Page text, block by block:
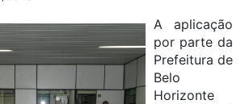
A aplicação
por parte da
Prefeitura de
Belo
Horizonte